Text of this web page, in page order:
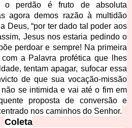
o perdão é fruto de absoluta
agora demos razão à multidão
Deus, “por ter dado tal poder aos
Jesus nos estaria pedindo o
perdoar e sempre! Na primeira
a Palavra profética que lhes
tentam apagar, sufocar essa
de que sua vocação-missão
se intimida e vai até o fim em
proposta de conversão e
nos caminhos do Senhor.
Coleta